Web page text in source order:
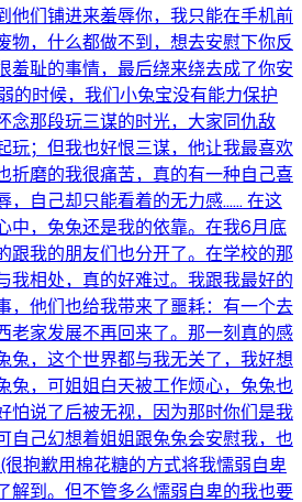
他们铺进来羞辱你，我只能在手机前
物，什么都做不到，想去安慰下你反
羞耻的事情，最后绕来绕去成了你安
的时候，我们小兔宝没有能力保护
念那段玩三谋的时光，大家同仇敌
玩；但我也好恨三谋，他让我最喜欢
折磨的我很痛苦，真的有一种自己喜
自己却只能看着的无力感...... 在这
中，兔兔还是我的依靠。在我6月底
跟我的朋友们也分开了。在学校的那
我相处，真的好难过。我跟我最好的
，他们也给我带来了噩耗：有一个去
老家发展不再回来了。那一刻真的感
兔，这个世界都与我无关了，我好想
兔，可姐姐白天被工作烦心，兔兔也
怕说了后被无视，因为那时你们是我
自己幻想着姐姐跟兔兔会安慰我，也
很抱歉用棉花糖的方式将我懦弱自卑
解到。但不管多么懦弱自卑的我也要